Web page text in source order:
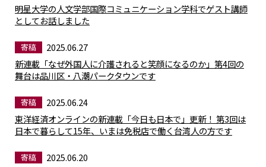
明星大学の人文学部国際コミュニケーション学科でゲスト講師
としてお話しました
寄稿
2025.06.27
新連載「なぜ外国人に介護されると笑顔になるのか」第4回の
舞台は品川区・八潮パークタウンです
寄稿
2025.06.24
東洋経済オンラインの新連載「今日も日本で」更新！ 第3回は
日本で暮らして15年、いまは免税店で働く台湾人の方です
寄稿
2025.06.20